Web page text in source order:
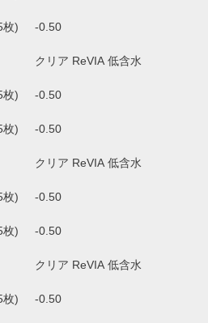
枚)
枚)
枚)
枚)
枚)
枚)